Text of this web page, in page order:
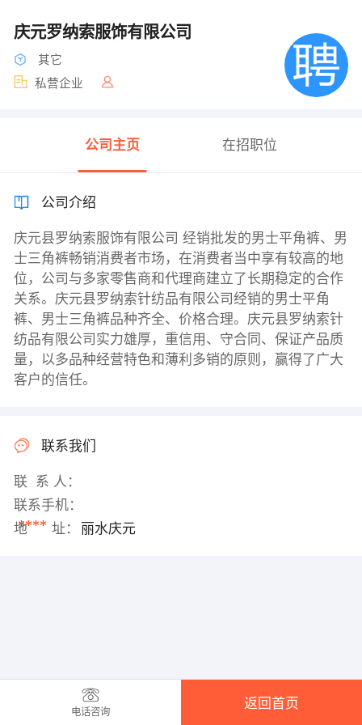
庆元罗纳索服饰有限公司
其它
私营企业
公司主页 在招职位
公司介绍
庆元县罗纳索服饰有限公司 经销批发的男士平角裤、男
士三角裤畅销消费者市场，在消费者当中享有较高的地
位，公司与多家零售商和代理商建立了长期稳定的合作
关系。庆元县罗纳索针纺品有限公司经销的男士平角
裤、男士三角裤品种齐全、价格合理。庆元县罗纳索针
纺品有限公司实力雄厚，重信用、守合同、保证产品质
量，以多品种经营特色和薄利多销的原则，赢得了广大
客户的信任。
联系我们
联 系 人：
联系手机：
****
地 址： 丽水庆元
电话咨询
返回首页